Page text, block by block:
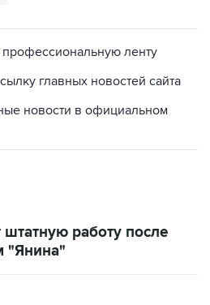
профессиональную ленту
главных новостей сайта
новости в официальном
работу после
"Янина"